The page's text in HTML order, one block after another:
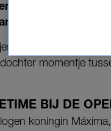
lang hebben het
in Parijs.
speelden zich in
momentje
BIJ DE
koningin